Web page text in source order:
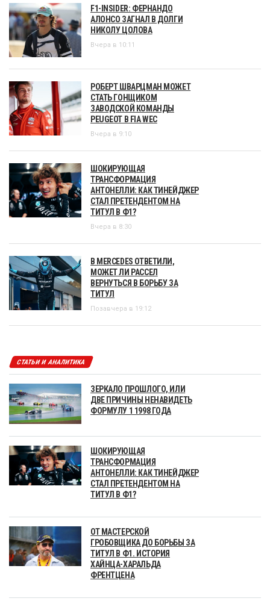
F1-INSIDER: ФЕРНАНДО
АЛОНСО ЗАГНАЛ В ДОЛГИ
НИКОЛУ ЦОЛОВА
Вчера в 10:11
РОБЕРТ ШВАРЦМАН МОЖЕТ
СТАТЬ ГОНЩИКОМ
ЗАВОДСКОЙ КОМАНДЫ
PEUGEOT В FIA WEC
Вчера в 9:10
ШОКИРУЮЩАЯ
ТРАНСФОРМАЦИЯ
АНТОНЕЛЛИ: КАК ТИНЕЙДЖЕР
СТАЛ ПРЕТЕНДЕНТОМ НА
ТИТУЛ В Ф1?
Вчера в 8:30
В MERCEDES ОТВЕТИЛИ,
МОЖЕТ ЛИ РАССЕЛ
ВЕРНУТЬСЯ В БОРЬБУ ЗА
ТИТУЛ
Позавчера в 19:12
СТАТЬИ И АНАЛИТИКА
ЗЕРКАЛО ПРОШЛОГО, ИЛИ
ДВЕ ПРИЧИНЫ НЕНАВИДЕТЬ
ФОРМУЛУ 1 1998 ГОДА
ШОКИРУЮЩАЯ
ТРАНСФОРМАЦИЯ
АНТОНЕЛЛИ: КАК ТИНЕЙДЖЕР
СТАЛ ПРЕТЕНДЕНТОМ НА
ТИТУЛ В Ф1?
ОТ МАСТЕРСКОЙ
ГРОБОВЩИКА ДО БОРЬБЫ ЗА
ТИТУЛ В Ф1. ИСТОРИЯ
ХАЙНЦА-ХАРАЛЬДА
ФРЕНТЦЕНА